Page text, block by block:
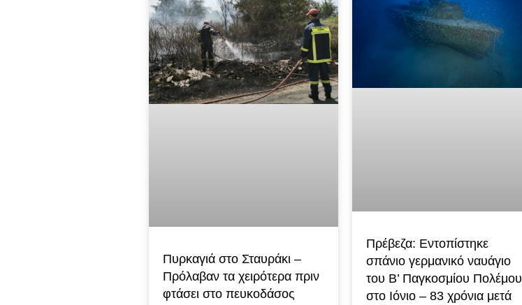
Πυρκαγιά στο Σταυράκι –
Πρόλαβαν τα χειρότερα πριν
φτάσει στο πευκοδάσος
Πρέβεζα: Εντοπίστηκε
σπάνιο γερμανικό ναυάγιο
του Β’ Παγκοσμίου Πολέμου
στο Ιόνιο – 83 χρόνια μετά